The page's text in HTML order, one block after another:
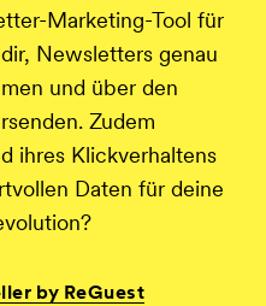
Marketing-Tool für
Newsletters genau
und über den
Zudem
ihres Klickverhaltens
Daten für deine
by ReGuest